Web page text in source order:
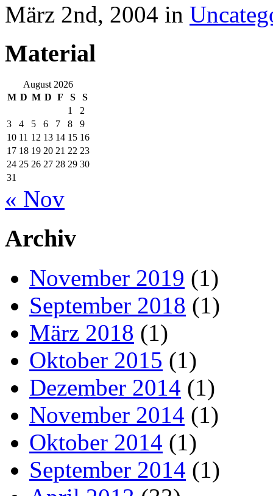
März 2nd, 2004 in
Material
August 2026
M D M D F S
S
1
2
3
4 5 6 7 8
9
10 11 12 13 14 15 16
17 18 19 20 21 22 23
24 25 26 27 28 29 30
31
« Nov
Archiv
November 2019 (1)
September 2018 (1)
März 2018 (1)
Oktober 2015 (1)
Dezember 2014 (1)
November 2014 (1)
Oktober 2014 (1)
September 2014 (1)